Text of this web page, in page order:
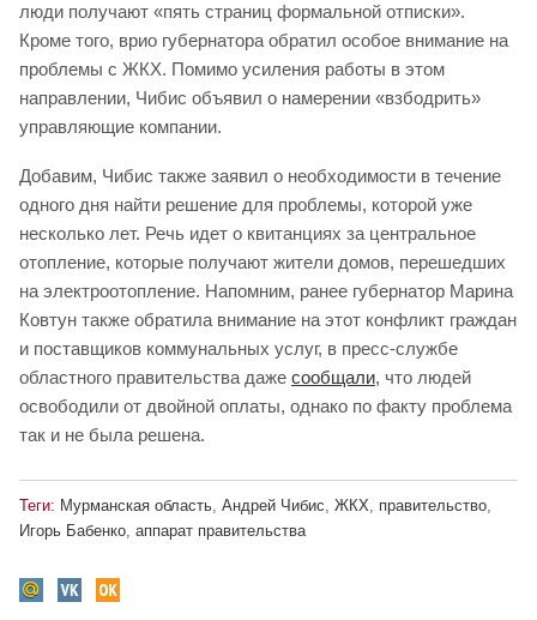
люди получают «пять страниц формальной отписки».
Кроме того, врио губернатора обратил особое внимание на
проблемы с ЖКХ. Помимо усиления работы в этом
направлении, Чибис объявил о намерении «взбодрить»
управляющие компании.
Добавим, Чибис также заявил о необходимости в течение
одного дня найти решение для проблемы, которой уже
несколько лет. Речь идет о квитанциях за центральное
отопление, которые получают жители домов, перешедших
на электроотопление. Напомним, ранее губернатор Марина
Ковтун также обратила внимание на этот конфликт граждан
и поставщиков коммунальных услуг, в пресс-службе
областного правительства даже сообщали, что людей
освободили от двойной оплаты, однако по факту проблема
так и не была решена.
Теги: Мурманская область Андрей Чибис ЖКХ правительство
Игорь Бабенко, аппарат правительства